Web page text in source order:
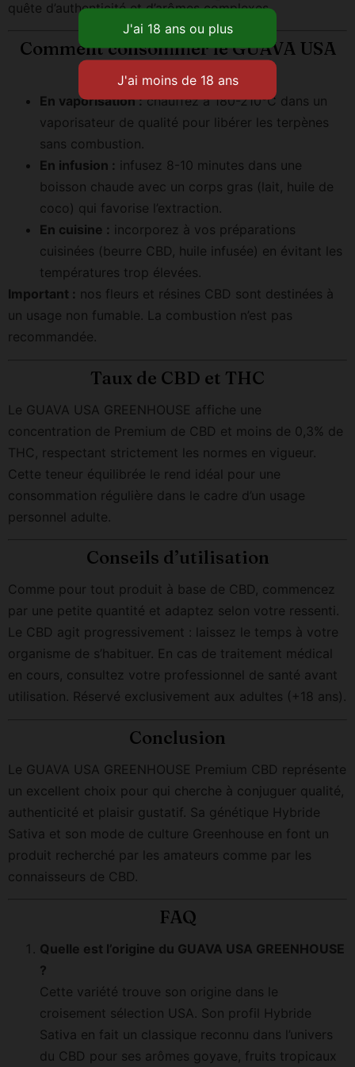
quête d’authenticité et d’arômes complexes.
Comment consommer le GUAVA USA
En vaporisation :chauffez à 180-210°C dans un
vaporisateur de qualité pour libérer les terpènes
sans combustion.
En infusion : infusez 8-10 minutes dans une
boisson chaude avec un corps gras (lait, huile de
coco) qui favorise l’extraction.
En cuisine : incorporez à vos préparations
cuisinées (beurre CBD, huile infusée) en évitant les
températures trop élevées.
Important : nos fleurs et résines CBD sont destinées à
un usage non fumable. La combustion n’est pas
recommandée.
Taux de CBD et THC
Le GUAVA USA GREENHOUSE affiche une
concentration de Premium de CBD et moins de 0,3% de
THC, respectant strictement les normes en vigueur.
Cette teneur équilibrée le rend idéal pour une
consommation régulière dans le cadre d’un usage
personnel adulte.
Conseils d’utilisation
Comme pour tout produit à base de CBD, commencez
par une petite quantité et adaptez selon votre ressenti.
Le CBD agit progressivement : laissez le temps à votre
organisme de s’habituer. En cas de traitement médical
en cours, consultez votre professionnel de santé avant
utilisation. Réservé exclusivement aux adultes (+18 ans).
Conclusion
Le GUAVA USA GREENHOUSE Premium CBD représente
un excellent choix pour qui cherche à conjuguer qualité,
authenticité et plaisir gustatif. Sa génétique Hybride
Sativa et son mode de culture Greenhouse en font un
produit recherché par les amateurs comme par les
connaisseurs de CBD.
FAQ
Quelle est l’origine du GUAVA USA GREENHOUSE
?
Cette variété trouve son origine dans le
croisement sélection USA. Son profil Hybride
Sativa en fait un classique reconnu dans l’univers
du CBD pour ses arômes goyave, fruits tropicaux